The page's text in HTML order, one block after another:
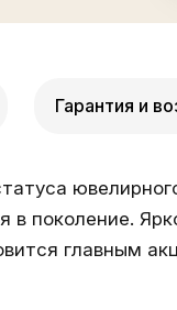
Гарантия и
поколение.
главным